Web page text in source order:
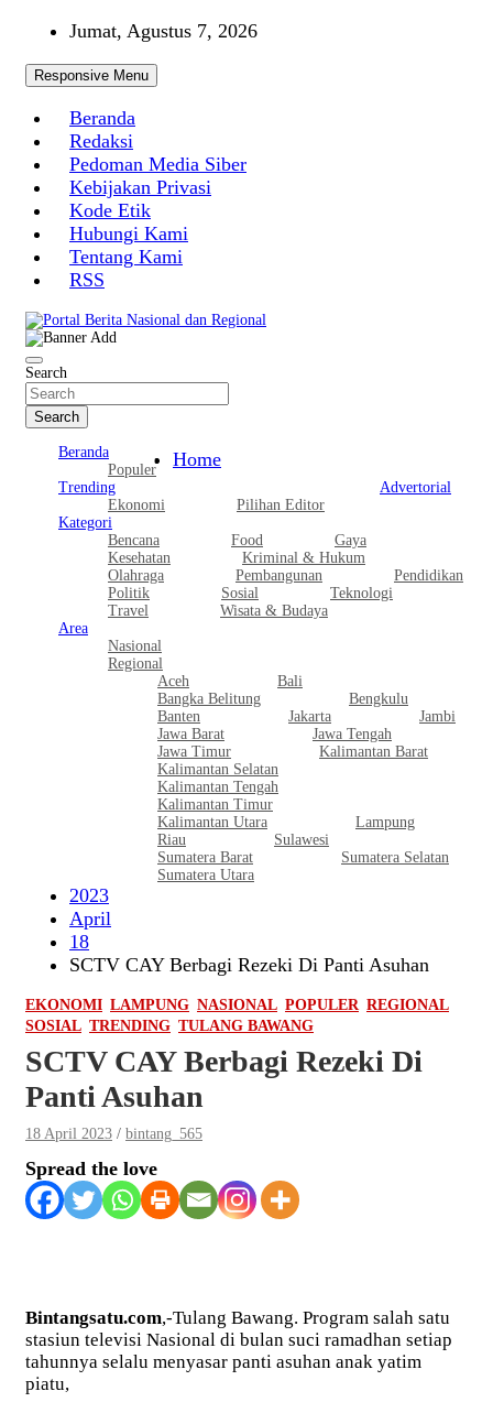
content
Jumat, Agustus 7, 2026
Responsive Menu
Beranda
Redaksi
Pedoman Media Siber
Kebijakan Privasi
Kode Etik
Hubungi Kami
Tentang Kami
RSS
Portal Berita Nasional dan Regional
Search
Search
Beranda
Populer
Trending
Ekonomi
Pilihan Editor
Advertorial
Kategori
Bencana
Food
Gaya
Kesehatan
Kriminal & Hukum
Olahraga
Pembangunan
Pendidikan
Politik
Sosial
Teknologi
Travel
Wisata & Budaya
Area
Nasional
Regional
Aceh
Bali
Bangka Belitung
Bengkulu
Banten
Jakarta
Jambi
Jawa Barat
Jawa Tengah
Jawa Timur
Kalimantan Barat
Kalimantan Selatan
Kalimantan Tengah
Kalimantan Timur
Kalimantan Utara
Lampung
Riau
Sulawesi
Sumatera Barat
Sumatera Selatan
Sumatera Utara
Home
2023
April
18
SCTV CAY Berbagi Rezeki Di Panti Asuhan
EKONOMI LAMPUNG NASIONAL POPULER REGIONAL
SOSIAL TRENDING TULANG BAWANG
SCTV CAY Berbagi Rezeki Di
Panti Asuhan
18 April 2023 bintang_565
Spread the love
Bintangsatu.com,-Tulang Bawang. Program salah satu
stasiun televisi Nasional di bulan suci ramadhan setiap
tahunnya selalu menyasar panti asuhan anak yatim
piatu,